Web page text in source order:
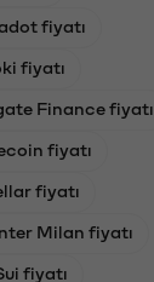
fiyatı
fiyatı
Finance fiyatı
fiyatı
fiyatı
Milan fiyatı
fiyatı